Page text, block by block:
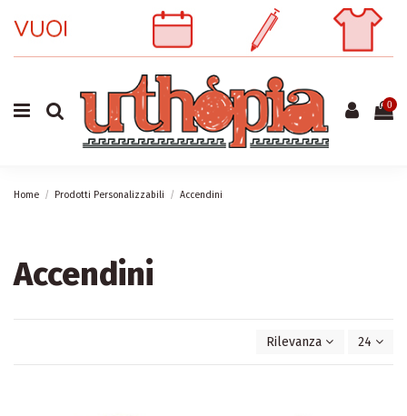
0
Home Prodotti Personalizzabili Accendini
Accendini
Rilevanza 24